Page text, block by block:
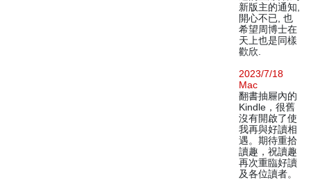
新版主的通知,
開心不已, 也
希望周博士在
天上也是同樣
歡欣.
2023/7/18
Mac
翻書抽屜內的
Kindle，很舊
沒有開啟了使
我再與好讀相
遇。期待重拾
讀趣，祝讀趣
再次重臨好讀
及各位讀者。